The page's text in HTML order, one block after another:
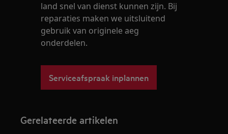
land snel van dienst kunnen zijn. Bij
reparaties maken we uitsluitend
gebruik van originele aeg
onderdelen.
Serviceafspraak inplannen
Gerelateerde artikelen